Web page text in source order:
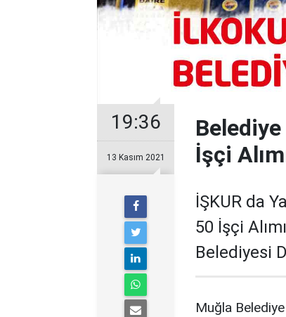
19:36
13 Kasım 2021
İşçi
İŞKUR da
50 İşçi
Belediyesi
Muğla